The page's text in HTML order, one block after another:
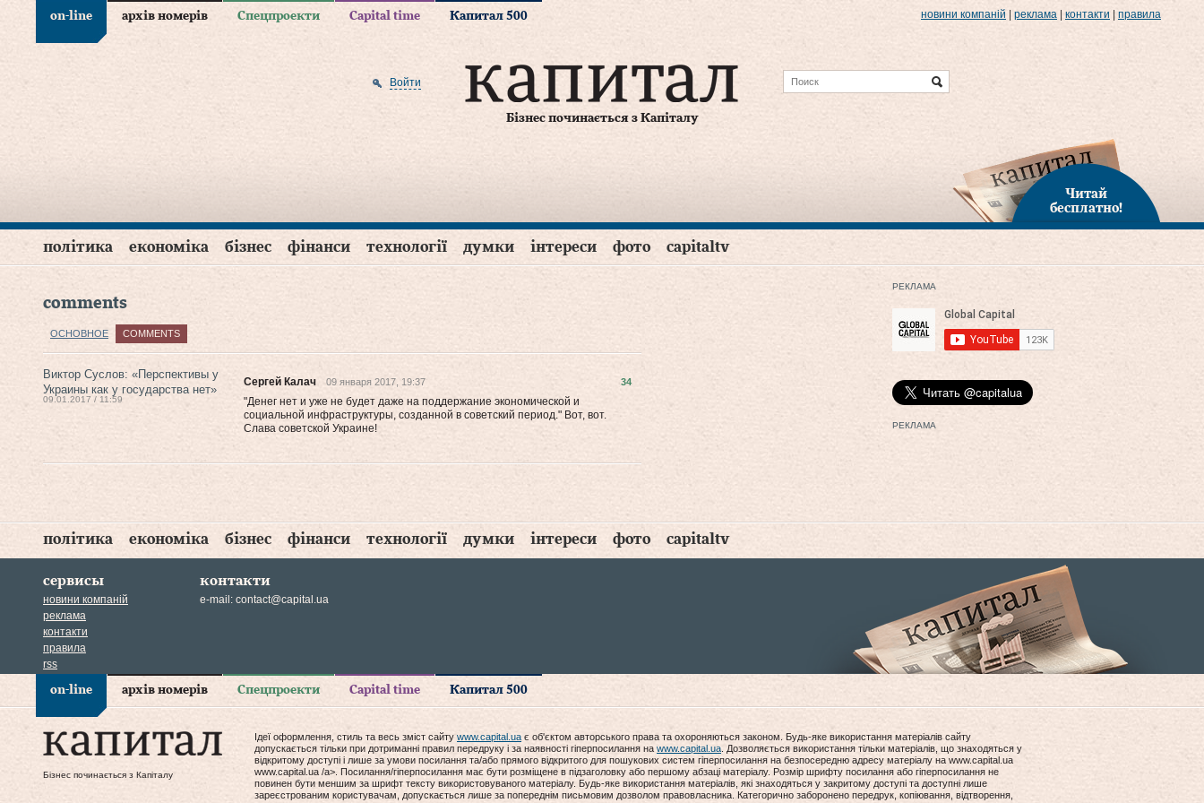
on-line архів номерів Спецпроекти Capital time Капитал 500 новини компаній реклама контакти правила
Бізнес починається з Капіталу
Войти
Читай
бесплатно!
політика економіка бізнес фінанси технології думки інтереси фото capitaltv
comments
ОСНОВНОЕ COMMENTS
Виктор Суслов: «Перспективы у
Украины как у государства нет»
09.01.2017 / 11:59
Сергей Калач 09 января 2017, 19:37
"Денег нет и уже не будет даже на поддержание экономической и
социальной инфраструктуры, созданной в советский период." Вот, вот.
Слава советской Украине!
34
РЕКЛАМА
РЕКЛАМА
політика економіка бізнес фінанси технології думки інтереси фото capitaltv
сервисы
новини компаній
реклама
контакти
правила
rss
контакти
e-mail: contact@capital.ua
on-line архів номерів Спецпроекти Capital time Капитал 500
Бізнес починається з Капіталу
Ідеї оформлення, стиль та весь зміст сайту www.capital.ua є об'єктом авторського права та охороняються законом. Будь-яке використання матеріалів сайту
допускається тільки при дотриманні правил передруку і за наявності гіперпосилання на www.capital.ua . Дозволяється використання тільки матеріалів, що знаходяться у
відкритому доступі і лише за умови посилання та/або прямого відкритого для пошукових систем гіперпосилання на безпосередню адресу матеріалу на www.capital.ua
www.capital.ua /a>. Посилання/гіперпосилання має бути розміщене в підзаголовку або першому абзаці матеріалу. Розмір шрифту посилання або гіперпосилання не
повинен бути меншим за шрифт тексту використовуваного матеріалу. Будь-яке використання матеріалів, які знаходяться у закритому доступі та доступні лише
зареєстрованим користувачам, допускається лише за попереднім письмовим дозволом правовласника. Категорично заборонено передрук, копіювання, відтворення,